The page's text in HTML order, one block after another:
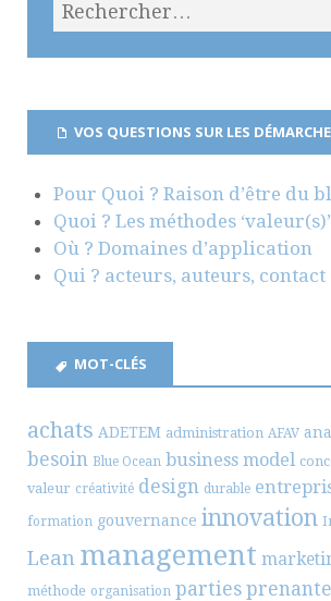
VOS QUESTIONS SUR LES
Pour Quoi ? Raison d’être du
Quoi ? Les méthodes ‘valeur(s)’
Où ? Domaines d’application
Qui ? acteurs, auteurs, contact
MOT-CLÉS
achats ADETEM administration AFAV
besoin Blue Ocean business model
valeur créativité design durable
formation gouvernance innovation
Lean management
méthode organisation parties